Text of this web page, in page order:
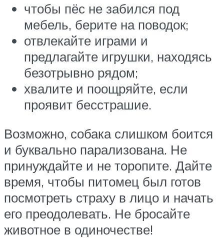
чтобы пёс не забился под
мебель, берите на поводок;
отвлекайте играми и
предлагайте игрушки, находясь
безотрывно рядом;
хвалите и поощряйте, если
проявит бесстрашие.
Возможно, собака слишком боится
и буквально парализована. Не
принуждайте и не торопите. Дайте
время, чтобы питомец был готов
посмотреть страху в лицо и начать
его преодолевать. Не бросайте
животное в одиночестве!